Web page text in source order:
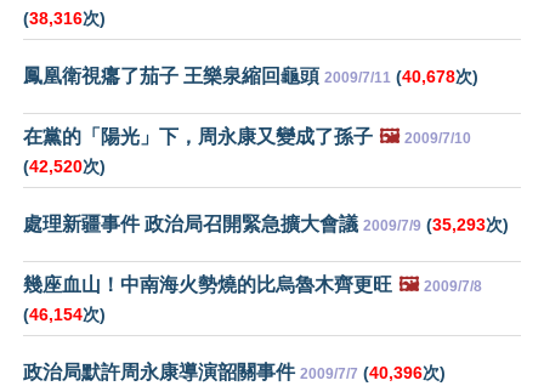
(38,316次)
鳳凰衛視癟了茄子 王樂泉縮回龜頭 2009/7/11 (40,678次)
在黨的「陽光」下，周永康又變成了孫子 🖼️ 2009/7/10
(42,520次)
處理新疆事件 政治局召開緊急擴大會議 2009/7/9 (35,293次)
幾座血山！中南海火勢燒的比烏魯木齊更旺 🖼️ 2009/7/8
(46,154次)
政治局默許周永康導演韶關事件 2009/7/7 (40,396次)